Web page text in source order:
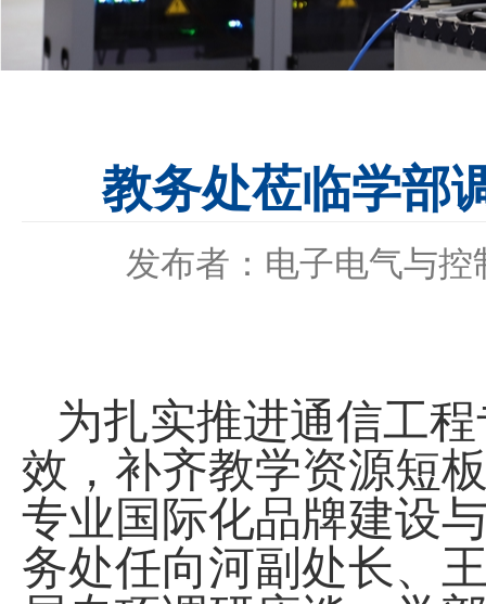
教务处莅临学部
发布者：电子电气与控
为扎实推进通信工
效，补齐教学资源短
专业国际化品牌建设
务处任向河副处长、